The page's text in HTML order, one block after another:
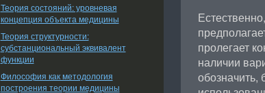
пролегает
наличии
обозначить,
Теория состояний: уровневая
концепция объекта медицины
Теория структурности:
субстанциональный эквивалент
функции
Философия как методология
построения теории медицины